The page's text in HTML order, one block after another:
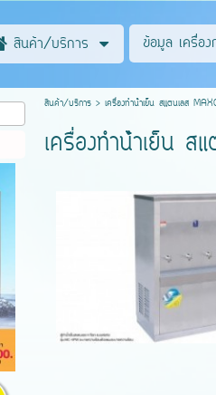
สินค้า/บริการ ข้อมูล เครื่อง
สินค้า/บริการ> เครื่องทําน้ําเย็น สแตนเลส
เครื่องทําน้ําเย็น